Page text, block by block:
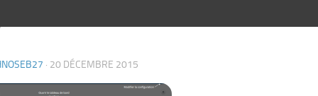
· 20 DÉCEMBRE 2015